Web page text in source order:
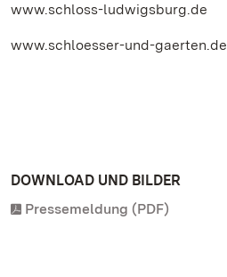
www.schloss-ludwigsburg.de
www.schloesser-und-gaerten.de
DOWNLOAD UND BILDER
Pressemeldung (PDF)